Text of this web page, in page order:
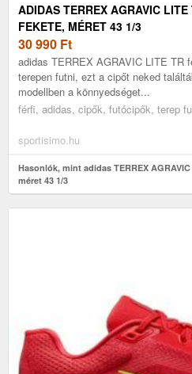
ADIDAS TERREX AGRAVIC
FEKETE, MÉRET 43 1/3
30 990 Ft
adidas TERREX AGRAVIC LITE TR
terepen futni, ezt a cipőt neked
modellben a könnyedséget...
férfi, adidas, cipők, futócipők, terep
sportisimo.hu
Hasonlók, mint adidas TERREX
méret 43 1/3